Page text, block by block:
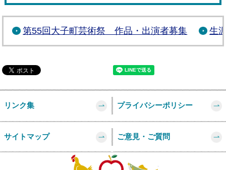
第55回大子町芸術祭 作品・出演者募集 生
リンク集 プライバシーポリシー
サイトマップ ご意見・ご質問